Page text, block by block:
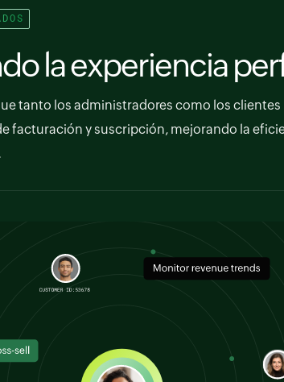
la experiencia
tanto los administradores como los
facturación y suscripción, mejorando la